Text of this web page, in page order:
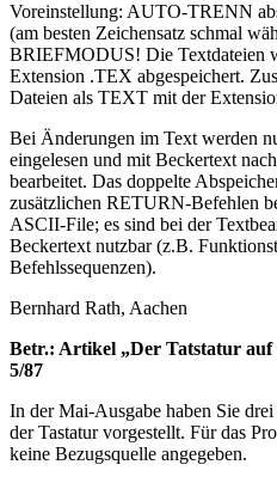
Voreinstellung: AUTO-TRENN
(am besten Zeichensatz schmal
BRIEFMODUS! Die Textdateien
Extension .TEX abgespeichert.
Dateien als TEXT mit der
Bei Änderungen im Text werden
eingelesen und mit Beckertext
bearbeitet. Das doppelte
zusätzlichen RETURN-Befehlen
ASCII-File; es sind bei der
Beckertext nutzbar (z.B.
Befehlssequenzen).
Bernhard Rath, Aachen
Betr.: Artikel „Der Tatstatur auf
5/87
In der Mai-Ausgabe haben Sie
der Tastatur vorgestellt. Für das
keine Bezugsquelle angegeben.